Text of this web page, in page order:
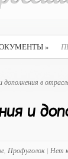
»
в
и
Профуголок | Нет